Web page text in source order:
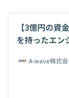
【3億円の資
を持ったエン
A-wave株式